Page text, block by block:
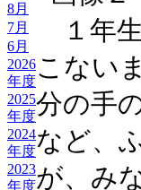
8月
7月
6月
2026
年度
2025
年度
2024
年度
2023
年度
１年生
こない
分の手
など、
が、み